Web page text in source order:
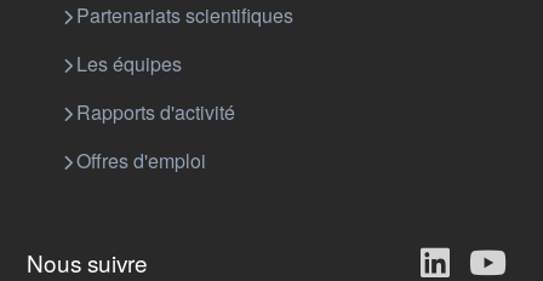
Partenariats scientifiques
Les équipes
Rapports d'activité
Offres d'emploi
Nous suivre